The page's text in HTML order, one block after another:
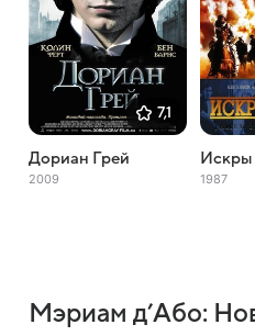
7,1
Дориан Грей
2009
Искры
1987
Мэриам д’Або: